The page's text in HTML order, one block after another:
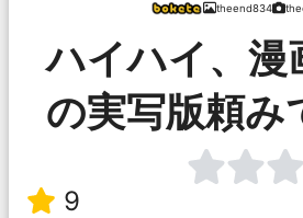
theend834
ハイハイ、漫
の実写版頼み
9